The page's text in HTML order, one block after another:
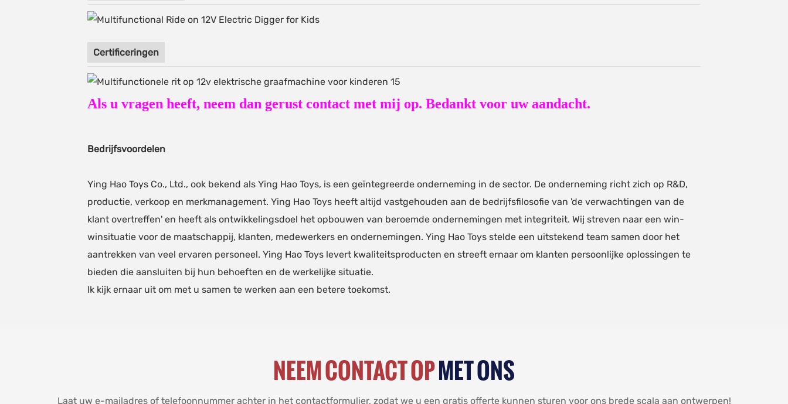
Certificeringen
Als u vragen heeft, neem dan gerust contact met mij op. Bedankt voor uw aandacht.
Bedrijfsvoordelen
Ying Hao Toys Co., Ltd., ook bekend als Ying Hao Toys, is een geïntegreerde onderneming in de sector. De onderneming richt zich op R&D,
productie, verkoop en merkmanagement. Ying Hao Toys heeft altijd vastgehouden aan de bedrijfsfilosofie van 'de verwachtingen van de
klant overtreffen' en heeft als ontwikkelingsdoel het opbouwen van beroemde ondernemingen met integriteit. Wij streven naar een win-
winsituatie voor de maatschappij, klanten, medewerkers en ondernemingen. Ying Hao Toys stelde een uitstekend team samen door het
aantrekken van veel ervaren personeel. Ying Hao Toys levert kwaliteitsproducten en streeft ernaar om klanten persoonlijke oplossingen te
bieden die aansluiten bij hun behoeften en de werkelijke situatie.
Ik kijk ernaar uit om met u samen te werken aan een betere toekomst.
NEEM CONTACT OPMET ONS
Laat uw e-mailadres of telefoonnummer achter in het contactformulier, zodat we u een gratis offerte kunnen sturen voor ons brede scala aan ontwerpen!